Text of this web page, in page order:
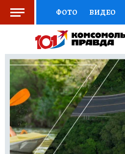
ФОТО ВИДЕО
СОЦПОДДЕРЖКА
ВЫБОР
КНИЖНАЯ ПОЛКА
ПРЕСС-ЦЕНТР
РАДИО КП